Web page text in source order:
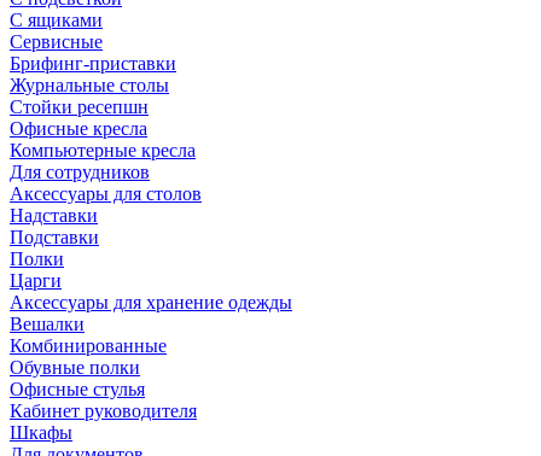
С ящиками
Сервисные
Брифинг-приставки
Журнальные столы
Стойки ресепшн
Офисные кресла
Компьютерные кресла
Для сотрудников
Аксессуары для столов
Надставки
Подставки
Полки
Царги
Аксессуары для хранение одежды
Вешалки
Комбинированные
Обувные полки
Офисные стулья
Кабинет руководителя
Шкафы